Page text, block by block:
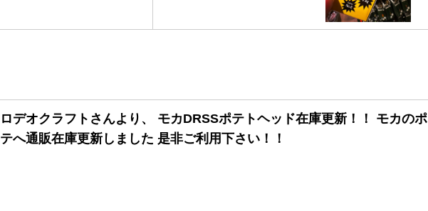
ロデオクラフトさんより、 ️モカDRSSポテトヘッド在庫更新！！ モカのポ
テへ通販在庫更新しました️ 是非ご利用下さい！！